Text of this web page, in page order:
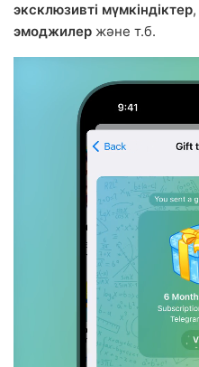
эксклюзивті мүмкіндіктер,
эмоджилер және т.б.